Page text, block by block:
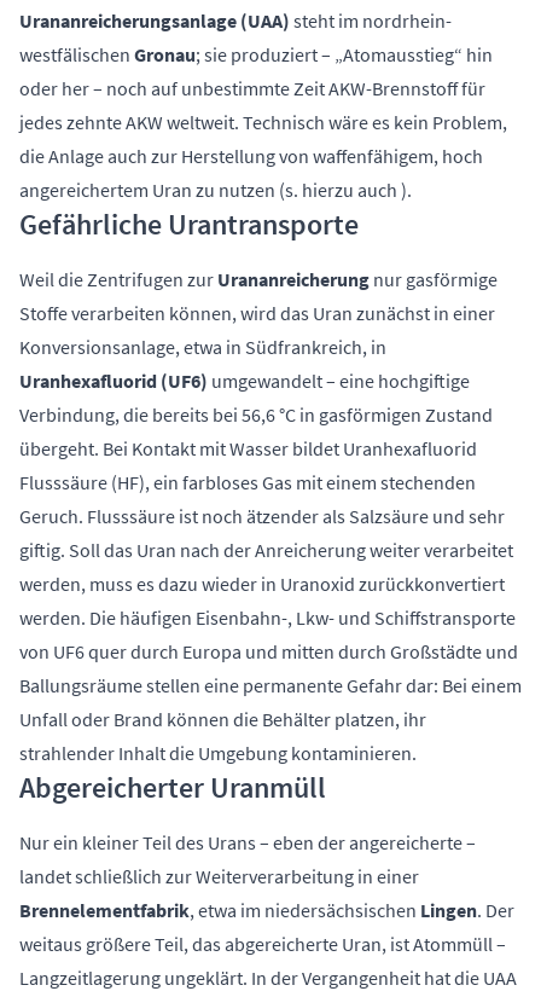
Urananreicherungsanlage (UAA) steht im nordrhein-
westfälischen Gronau; sie produziert – „Atomausstieg“ hin
oder her – noch auf unbestimmte Zeit AKW-Brennstoff für
jedes zehnte AKW weltweit. Technisch wäre es kein Problem,
die Anlage auch zur Herstellung von waffenfähigem, hoch
angereichertem Uran zu nutzen (s. hierzu auch ).
Gefährliche Urantransporte
Weil die Zentrifugen zur Urananreicherung nur gasförmige
Stoffe verarbeiten können, wird das Uran zunächst in einer
Konversionsanlage, etwa in Südfrankreich, in
Uranhexafluorid (UF6) umgewandelt – eine hochgiftige
Verbindung, die bereits bei 56,6 °C in gasförmigen Zustand
übergeht. Bei Kontakt mit Wasser bildet Uranhexafluorid
Flusssäure (HF), ein farbloses Gas mit einem stechenden
Geruch. Flusssäure ist noch ätzender als Salzsäure und sehr
giftig. Soll das Uran nach der Anreicherung weiter verarbeitet
werden, muss es dazu wieder in Uranoxid zurückkonvertiert
werden. Die häufigen Eisenbahn-, Lkw- und Schiffstransporte
von UF6 quer durch Europa und mitten durch Großstädte und
Ballungsräume stellen eine permanente Gefahr dar: Bei einem
Unfall oder Brand können die Behälter platzen, ihr
strahlender Inhalt die Umgebung kontaminieren.
Abgereicherter Uranmüll
Nur ein kleiner Teil des Urans – eben der angereicherte –
landet schließlich zur Weiterverarbeitung in einer
Brennelementfabrik, etwa im niedersächsischen Lingen. Der
weitaus größere Teil, das abgereicherte Uran, ist Atommüll –
Langzeitlagerung ungeklärt. In der Vergangenheit hat die UAA